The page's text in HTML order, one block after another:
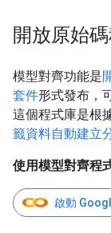
開放原始
模型對齊功能是
套件形式發布，
這個程式庫是根
籤資料自動建立
使用模型對齊程
啟動